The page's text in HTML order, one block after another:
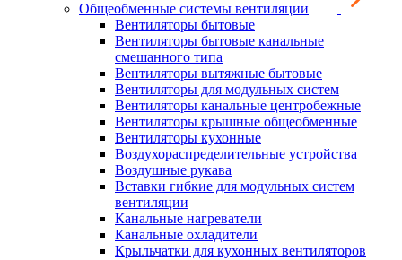
Общеобменные системы вентиляции
Вентиляторы бытовые
Вентиляторы бытовые канальные
смешанного типа
Вентиляторы вытяжные бытовые
Вентиляторы для модульных систем
Вентиляторы канальные центробежные
Вентиляторы крышные общеобменные
Вентиляторы кухонные
Воздухораспределительные устройства
Воздушные рукава
Вставки гибкие для модульных систем
вентиляции
Канальные нагреватели
Канальные охладители
Крыльчатки для кухонных вентиляторов